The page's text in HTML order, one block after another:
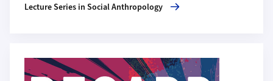
Lecture Series in Social Anthropology
Mehr zu Regard Bleu